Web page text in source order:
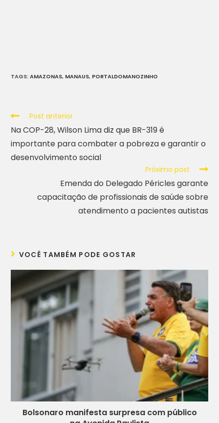
TAGS:AMAZONAS, MANAUS, PORTALDOMANOZINHO
Post anterior
Na COP-28, Wilson Lima diz que BR-319 é
importante para combater a pobreza e garantir o
desenvolvimento social
Próximo post
Emenda do Delegado Péricles garante
capacitação de profissionais de saúde sobre
atendimento a pacientes autistas
VOCÊ TAMBÉM PODE GOSTAR
Bolsonaro manifesta surpresa com público